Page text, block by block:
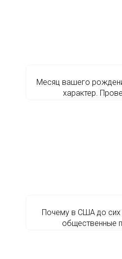
Месяц вашего
характер.
Почему в США до сих
общественные